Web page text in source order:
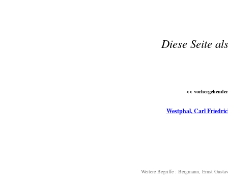
Diese Seite
<<
Westphal, Carl
Weitere Begriffe : Bergmann, Ernst